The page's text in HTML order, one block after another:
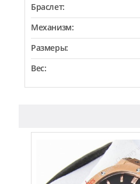
Браслет:
Механизм:
Размеры:
Вес: